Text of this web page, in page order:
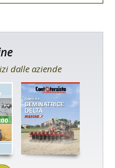
dalle aziende